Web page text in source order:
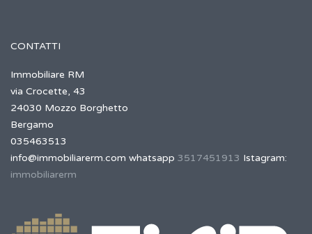
CONTATTI
Immobiliare RM
via Crocette, 43
24030 Mozzo Borghetto
Bergamo
035463513
info@immobiliarerm.com whatsapp 3517451913 Istagram:
immobiliarerm